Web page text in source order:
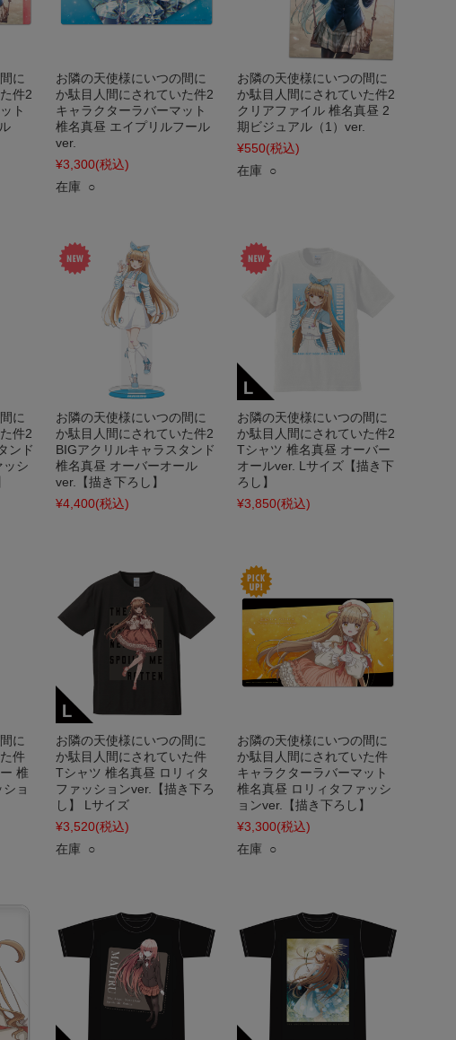
に
件2
ト
お隣の天使様にいつの間に
か駄目人間にされていた件2
キャラクターラバーマット
椎名真昼 エイプリルフール
ver.
¥3,300(税込)
在庫 ○
お隣の天使様にいつの間に
か駄目人間にされていた件2
クリアファイル 椎名真昼 2
期ビジュアル（1）ver.
¥550(税込)
在庫 ○
に
件2
ンド
ッシ
お隣の天使様にいつの間に
か駄目人間にされていた件2
BIGアクリルキャラスタンド
椎名真昼 オーバーオール
ver.【描き下ろし】
¥4,400(税込)
お隣の天使様にいつの間に
か駄目人間にされていた件2
Tシャツ 椎名真昼 オーバー
オールver. Lサイズ【描き下
ろし】
¥3,850(税込)
に
件
椎
ョ
お隣の天使様にいつの間に
か駄目人間にされていた件
Tシャツ 椎名真昼 ロリィタ
ファッションver.【描き下ろ
し】 Lサイズ
¥3,520(税込)
在庫 ○
お隣の天使様にいつの間に
か駄目人間にされていた件
キャラクターラバーマット
椎名真昼 ロリィタファッシ
ョンver.【描き下ろし】
¥3,300(税込)
在庫 ○